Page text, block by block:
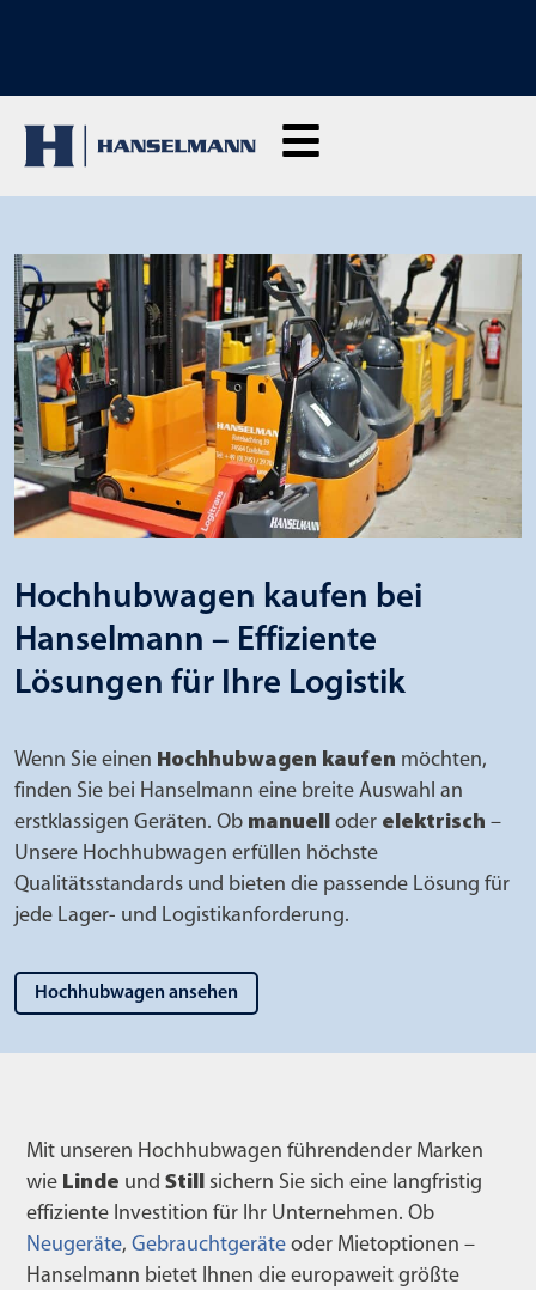
Hochhubwagen kaufen bei
Hanselmann – Effiziente
Lösungen für Ihre Logistik
Wenn Sie einen Hochhubwagen kaufen möchten,
finden Sie bei Hanselmann eine breite Auswahl an
erstklassigen Geräten. Ob manuell oder elektrisch –
Unsere Hochhubwagen erfüllen höchste
Qualitätsstandards und bieten die passende Lösung für
jede Lager- und Logistikanforderung.
Hochhubwagen ansehen
Mit unseren Hochhubwagen führendender Marken
wie Linde und Still sichern Sie sich eine langfristig
effiziente Investition für Ihr Unternehmen. Ob
Neugeräte, Gebrauchtgeräte oder Mietoptionen –
Hanselmann bietet Ihnen die europaweit größte